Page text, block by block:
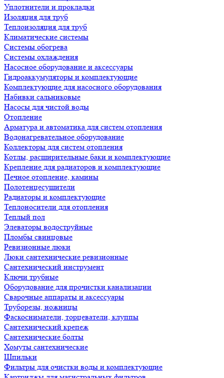
Уплотнители и прокладки
Изоляция для труб
Теплоизоляция для труб
Климатические системы
Системы обогрева
Системы охлаждения
Насосное оборудование и аксессуары
Гидроаккумуляторы и комплектующие
Комплектующие для насосного оборудования
Набивки сальниковые
Насосы для чистой воды
Отопление
Арматура и автоматика для систем отопления
Водонагревательное оборудование
Коллекторы для систем отопления
Котлы, расширительные баки и комплектующие
Крепление для радиаторов и комплектующие
Печное отопление, камины
Полотенцесушители
Радиаторы и комплектующие
Теплоносители для отопления
Теплый пол
Элеваторы водоструйные
Пломбы свинцовые
Ревизионные люки
Люки сантехнические ревизионные
Сантехнический инструмент
Ключи трубные
Оборудование для прочистки канализации
Сварочные аппараты и аксессуары
Труборезы, ножницы
Фаскосниматели, торцеватели, клуппы
Сантехнический крепеж
Сантехнические болты
Хомуты сантехнические
Шпильки
Фильтры для очистки воды и комплектующие